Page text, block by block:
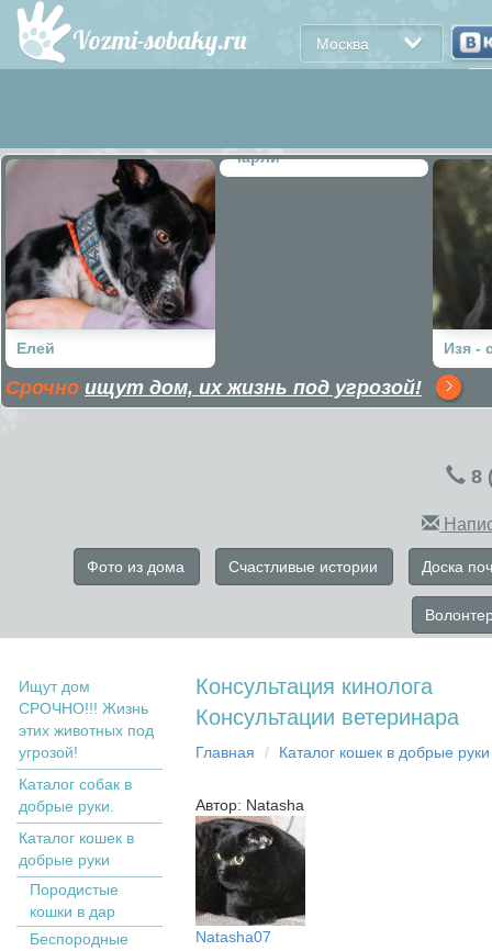
Москва
Елей
Чарли
Изя -
Срочно ищут дом, их жизнь под угрозой!
8
Фото из дома Счастливые истории Доска
Ищут дом
СРОЧНО!!! Жизнь
этих животных под
угрозой!
Каталог собак в
добрые руки.
Кaтaлoг кoшек в
дoбрыe рyки
Пopoдистыe
кoшки в дaр
Бecпopoдныe
Консультация кинолога
Консультации ветеринара
Главная Кaтaлoг кoшек в дoбрыe рyки
Автор: Natasha
Natasha07